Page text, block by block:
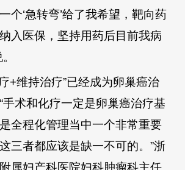
个‘急转弯’给了我希望，靶向药
入医保，坚持用药后目前我病
维持治疗”已经成为卵巢癌治
手术和化疗一定是卵巢癌治疗基
全程化管理当中一个非常重要
三者都应该是缺一不可的。”浙
属妇产科医院妇科肿瘤科主任